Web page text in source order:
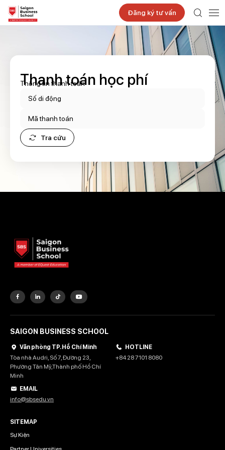
Đăng ký tư vấn
Thanh toán học phí
Thông tin thanh toán
Tra cứu
SAIGON BUSINESS SCHOOL
Văn phòng TP. Hồ Chí Minh
Tòa nhà Audri, Số 7, Đường 23,
Phường Tân Mỹ,Thành phố Hồ Chí
Minh
HOTLINE
+84 28 7101 8080
EMAIL
info@sbsedu.vn
SITEMAP
Sự Kiện